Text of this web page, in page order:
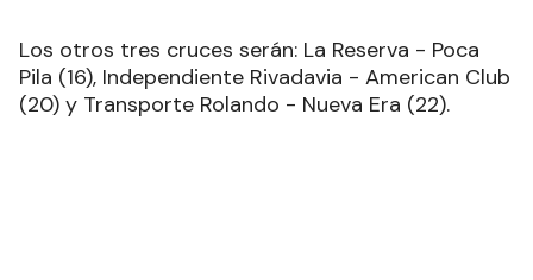
Los otros tres cruces serán: La Reserva - Poca
Pila (16), Independiente Rivadavia - American Club
(20) y Transporte Rolando - Nueva Era (22).